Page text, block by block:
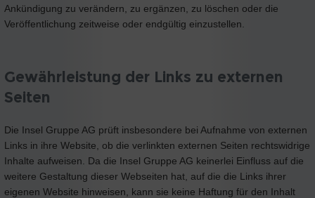
Ankündigung zu verändern, zu ergänzen, zu löschen oder die
Veröffentlichung zeitweise oder endgültig einzustellen.
Gewährleistung der Links zu externen
Seiten
Die Insel Gruppe AG prüft insbesondere bei Aufnahme von externen
Links in ihre Website, ob die verlinkten externen Seiten rechtswidrige
Inhalte aufweisen. Da die Insel Gruppe AG keinerlei Einfluss auf die
weitere Gestaltung dieser Webseiten hat, auf die die Links ihrer
eigenen Website hinweisen, kann sie keine Haftung für den Inhalt